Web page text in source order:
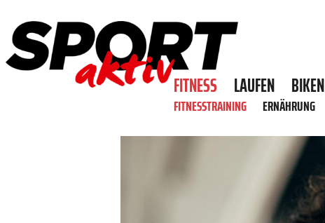
FITNESS LAUFEN BIKEN
FITNESSTRAINING ERNÄHRUNG